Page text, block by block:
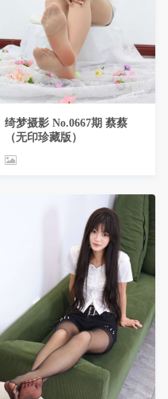
绮梦摄影 No.0667期 蔡蔡
（无印珍藏版）